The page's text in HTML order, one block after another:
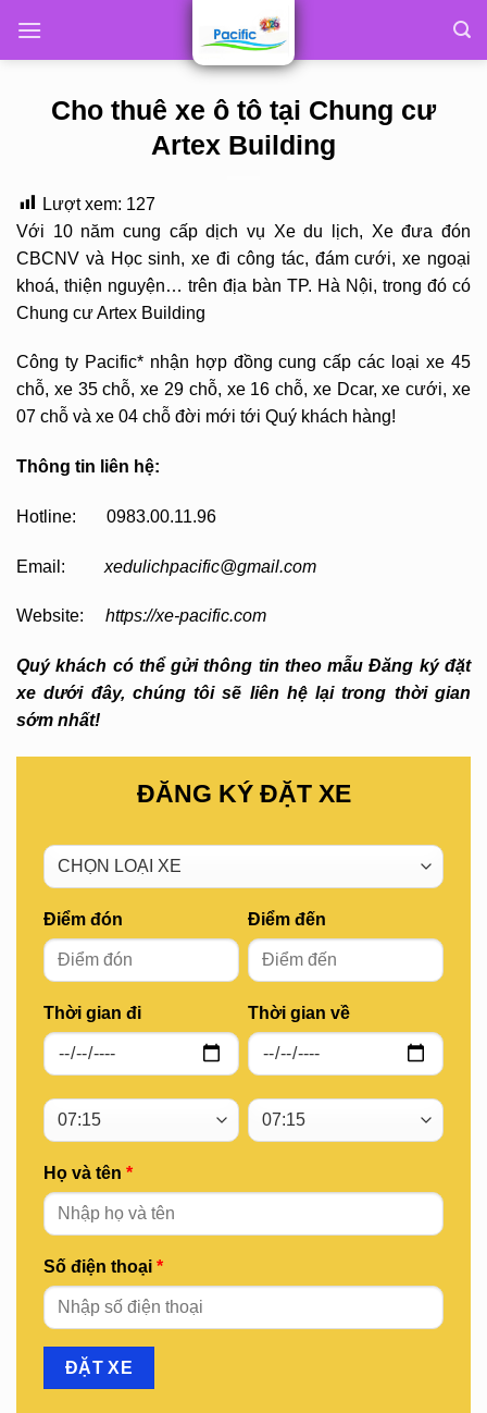
Cho thuê xe ô tô tại Chung cư
Artex Building
Lượt xem: 127
Với 10 năm cung cấp dịch vụ Xe du lịch, Xe đưa đón
CBCNV và Học sinh, xe đi công tác, đám cưới, xe ngoại
khoá, thiện nguyện… trên địa bàn TP. Hà Nội, trong đó có
Chung cư Artex Building
Công ty Pacific* nhận hợp đồng cung cấp các loại xe 45
chỗ, xe 35 chỗ, xe 29 chỗ, xe 16 chỗ, xe Dcar, xe cưới, xe
07 chỗ và xe 04 chỗ đời mới tới Quý khách hàng!
Thông tin liên hệ:
Hotline: 0983.00.11.96
Email: xedulichpacific@gmail.com
Website: https://xe-pacific.com
Quý khách có thể gửi thông tin theo mẫu Đăng ký đặt
xe dưới đây, chúng tôi sẽ liên hệ lại trong thời gian
sớm nhất!
ĐĂNG KÝ ĐẶT XE
Điểm đón
Thời gian đi
Điểm đến
Thời gian về
Họ và tên *
Số điện thoại *